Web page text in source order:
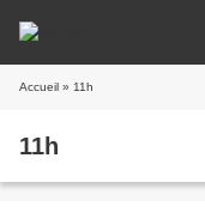
Accueil » 11h
11h